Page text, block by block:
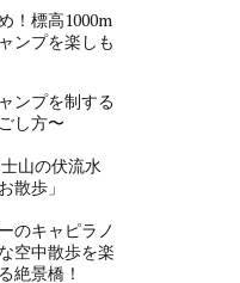
！標高1000m
ンプを楽しも
ンプを制する
し方〜
山の伏流水
散歩」
のキャピラノ
空中散歩を楽
絶景橋！